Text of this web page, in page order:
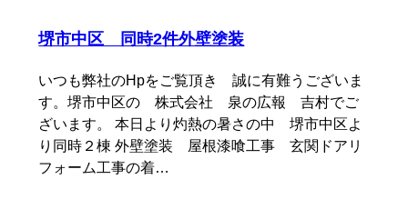
堺市中区 同時2件外壁塗装
いつも弊社のHpをご覧頂き 誠に有難うございま
す。堺市中区の 株式会社 泉の広報 吉村でご
ざいます。 本日より灼熱の暑さの中 堺市中区よ
り同時２棟 外壁塗装 屋根漆喰工事 玄関ドアリ
フォーム工事の着…